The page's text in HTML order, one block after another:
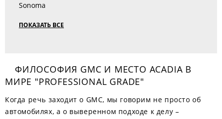
Sonoma
ПОКАЗАТЬ ВСЕ
ФИЛОСОФИЯ GMC И МЕСТО ACADIA В
МИРЕ "PROFESSIONAL GRADE"
Когда речь заходит о GMC, мы говорим не просто об
автомобилях, а о выверенном подходе к делу –